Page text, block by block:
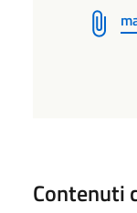
Contenuti